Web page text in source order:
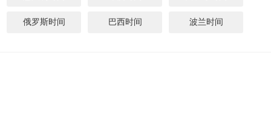
俄罗斯时间 巴西时间 波兰时间